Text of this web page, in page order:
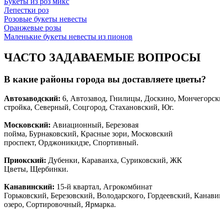
Лепестки роз
Розовые букеты невесты
Оранжевые розы
Маленькие букеты невесты из пионов
ЧАСТО ЗАДАВАЕМЫЕ ВОПРОСЫ
В какие районы города вы доставляете цветы?
Автозаводский: 6, Автозавод, Гнилицы, Доскино,
стройка, Северный, Соцгород, Стахановский, Юг.
Московский: Авиационный, Березовая
пойма, Бурнаковский, Красные зори, Московский
проспект, Орджоникидзе, Спортивный.
Приокский: Дубенки, Караваиха, Суриковский, ЖК
Цветы, Щербинки.
Канавинский: 15-й квартал, Агрокомбинат
Горьковский, Березовский, Володарского, Гордеевский,
озеро, Сортировочный, Ярмарка.